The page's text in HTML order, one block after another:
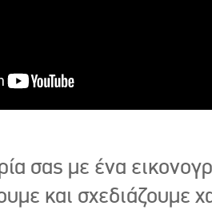
σας με ένα
και σχεδιάζουμε